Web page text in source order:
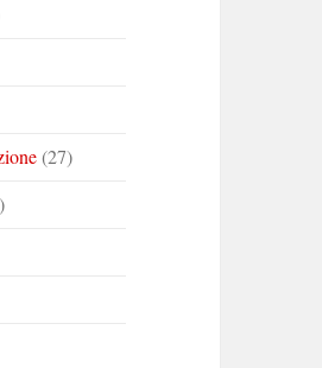
(27)